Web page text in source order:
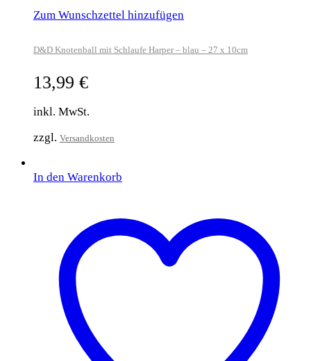
Zum Wunschzettel hinzufügen
D&D Knotenball mit Schlaufe Harper – blau – 27 x 10cm
13,99 €
inkl. MwSt.
zzgl. Versandkosten
In den Warenkorb